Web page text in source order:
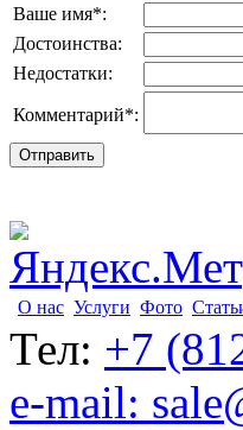
Ваше имя*:
Достоинства:
Недостатки:
Комментарий*:
О нас Услуги Фото
Тел: +7
e-mail: